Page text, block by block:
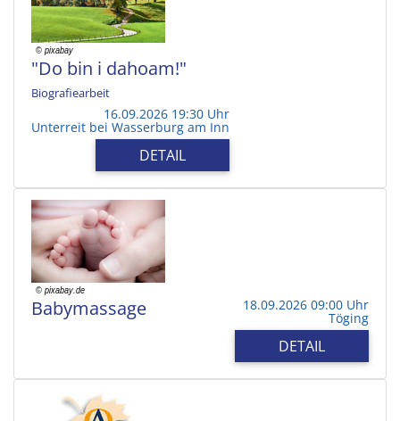
"Do bin i dahoam!"
Biografiearbeit
16.09.2026 19:30 Uhr
Unterreit bei Wasserburg am Inn
DETAIL
Babymassage 18.09.2026 09:00 Uhr
Töging
DETAIL